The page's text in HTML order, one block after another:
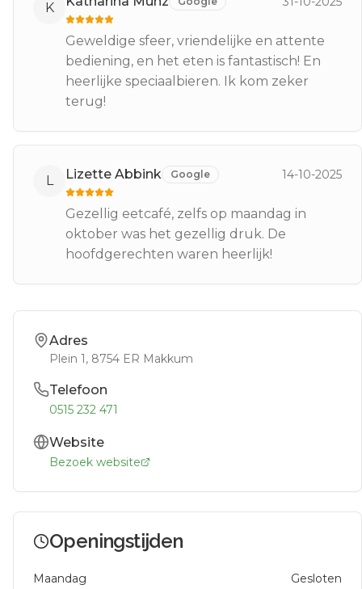
K
Geweldige sfeer, vriendelijke en attente
bediening, en het eten is fantastisch! En
heerlijke speciaalbieren. Ik kom zeker
terug!
L Lizette Abbink Google 14-10-2025
Gezellig eetcafé, zelfs op maandag in
oktober was het gezellig druk. De
hoofdgerechten waren heerlijk!
Adres
Plein 1, 8754 ER Makkum
Telefoon
0515 232 471
Website
Bezoek website
Openingstijden
Maandag
Gesloten